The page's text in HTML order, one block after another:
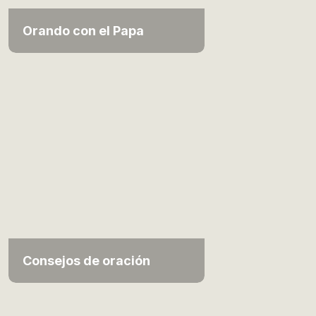
Orando con el Papa
Consejos de oración